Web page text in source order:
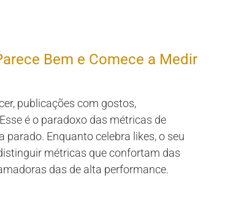
Bem e Comece a Medir
publicações com gostos,
é o paradoxo das métricas de
Enquanto celebra likes, o seu
métricas que confortam das
das de alta performance.